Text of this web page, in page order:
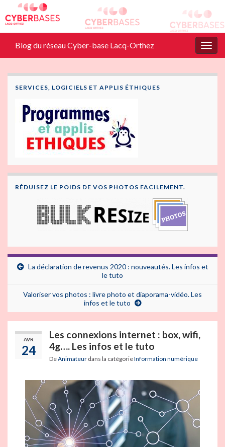
Blog du réseau Cyber-base Lacq-Orthez
SERVICES, LOGICIELS ET APPLIS ÉTHIQUES
RÉDUISEZ LE POIDS DE VOS PHOTOS FACILEMENT.
La déclaration de revenus 2020 : nouveautés. Les infos et
le tuto
Valoriser vos photos : livre photo et diaporama-vidéo. Les
infos et le tuto
AVR
24
Les connexions internet : box, wifi,
4g…. Les infos et le tuto
DeAnimateur dans la catégorieInformation numérique